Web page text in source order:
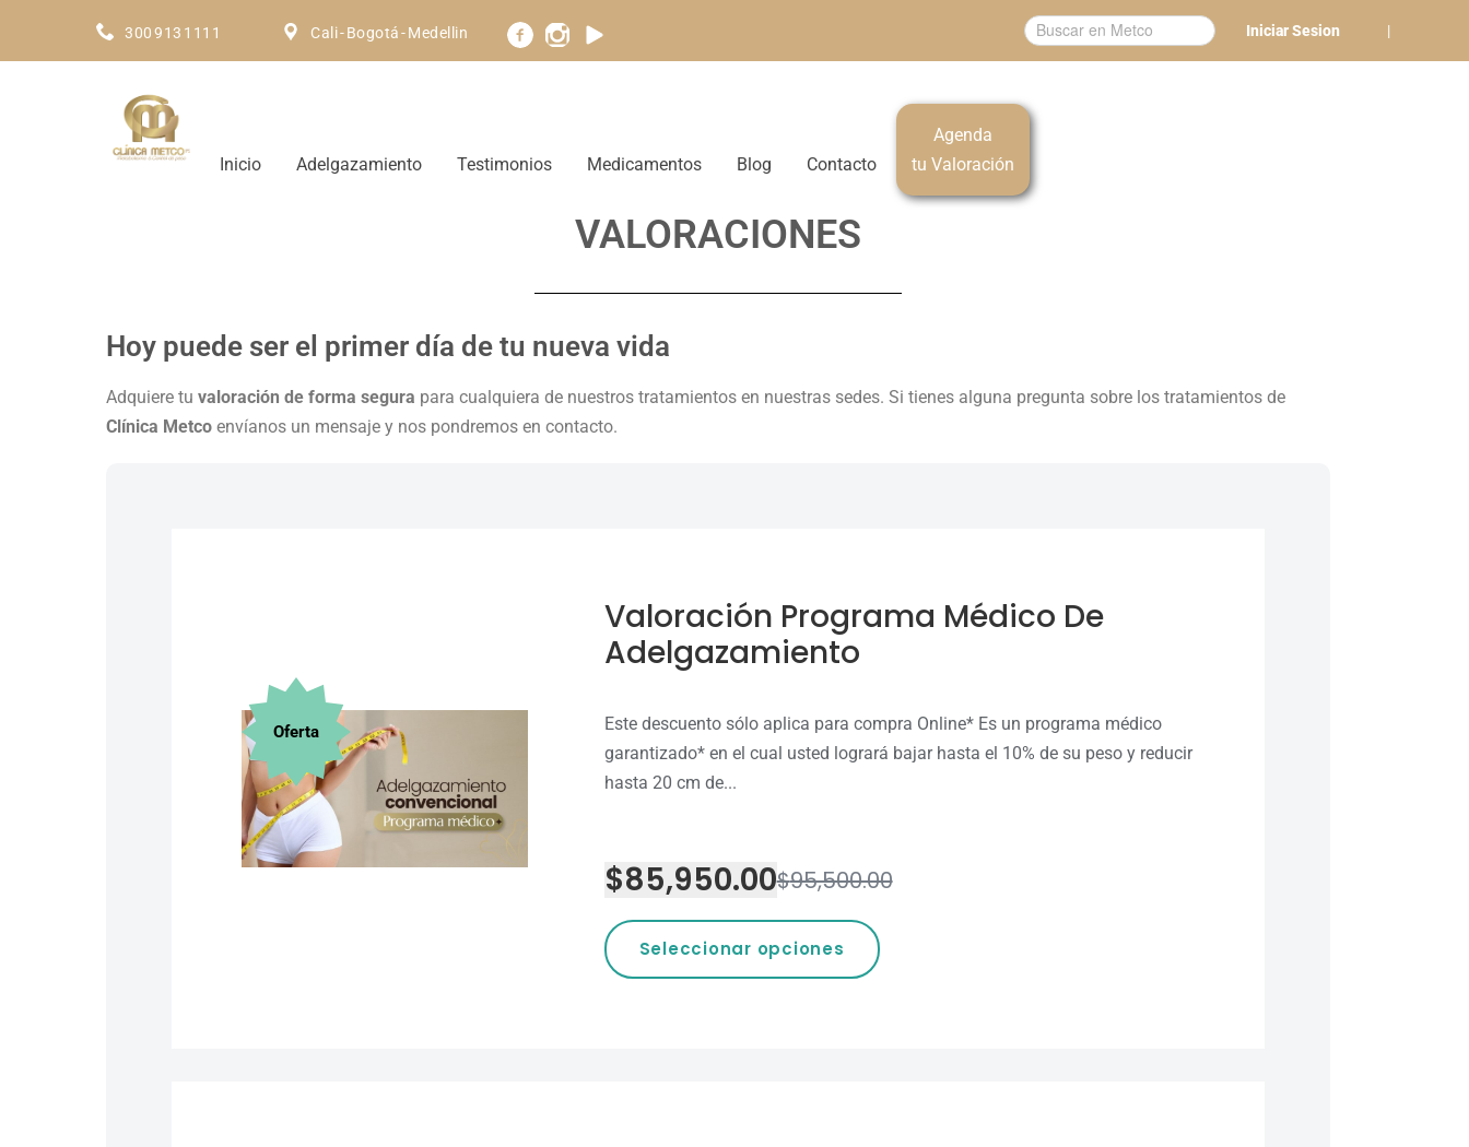
300 913 1111 Cali - Bogotá - Medellin Iniciar Sesion |
Inicio Adelgazamiento Testimonios Medicamentos Blog Contacto
Agenda
tu Valoración
VALORACIONES
Hoy puede ser el primer día de tu nueva vida
Adquiere tu valoración de forma segura para cualquiera de nuestros tratamientos en nuestras sedes. Si tienes alguna pregunta sobre los tratamientos de
Clínica Metco envíanos un mensaje y nos pondremos en contacto.
Oferta
Valoración Programa Médico De
Adelgazamiento
Este descuento sólo aplica para compra Online* Es un programa médico
garantizado* en el cual usted logrará bajar hasta el 10% de su peso y reducir
hasta 20 cm de...
$95,500.00
$85,950.00
Seleccionar opciones